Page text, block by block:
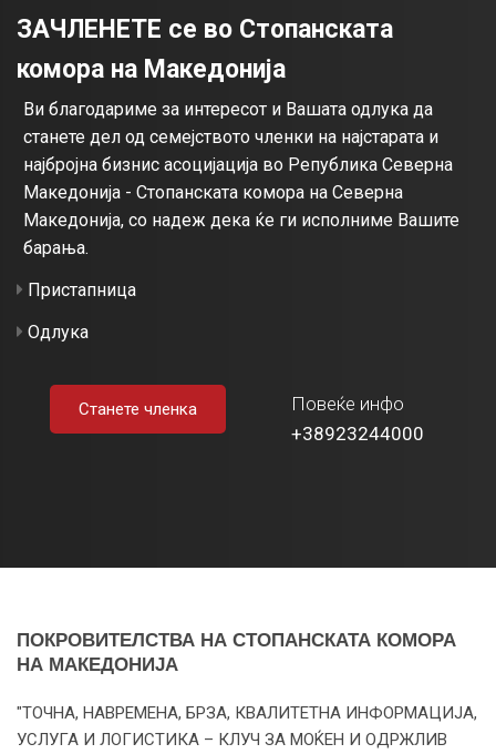
ЗАЧЛЕНЕТЕ се во Стопанската
комора на Македонија
Ви благодариме за интересот и Вашата одлука да
станете дел од семејството членки на најстарата и
најбројна бизнис асоцијација во Република Северна
Македонија - Стопанската комора на Северна
Македонија, со надеж дека ќе ги исполниме Вашите
барања.
Пристапница
Одлука
Станете членка
Повеќе инфо
+38923244000
ПОКРОВИТЕЛСТВА НА СТОПАНСКАТА КОМОРА
НА МАКЕДОНИЈА
"ТОЧНА, НАВРЕМЕНА, БРЗА, КВАЛИТЕТНА ИНФОРМАЦИЈА,
УСЛУГА И ЛОГИСТИКА – КЛУЧ ЗА МОЌЕН И ОДРЖЛИВ